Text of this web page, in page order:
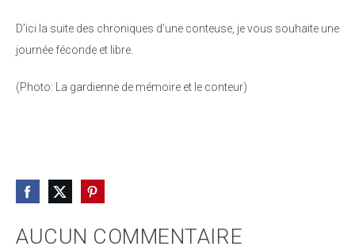
D’ici la suite des chroniques d’une conteuse, je vous souhaite une
journée féconde et libre.
(Photo: La gardienne de mémoire et le conteur)
AUCUN COMMENTAIRE